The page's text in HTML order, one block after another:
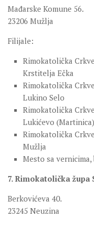
Mađarske Komune 56.
23206 Mužlja
Filijale:
Rimokatolička
Krstitelja Ečka
Rimokatolička
Lukino Selo
Rimokatolička
Lukićevo
Rimokatolička
Mužlja
Mesto sa
7. Rimokatolička župa
Berkovićeva 40.
23245 Neuzina